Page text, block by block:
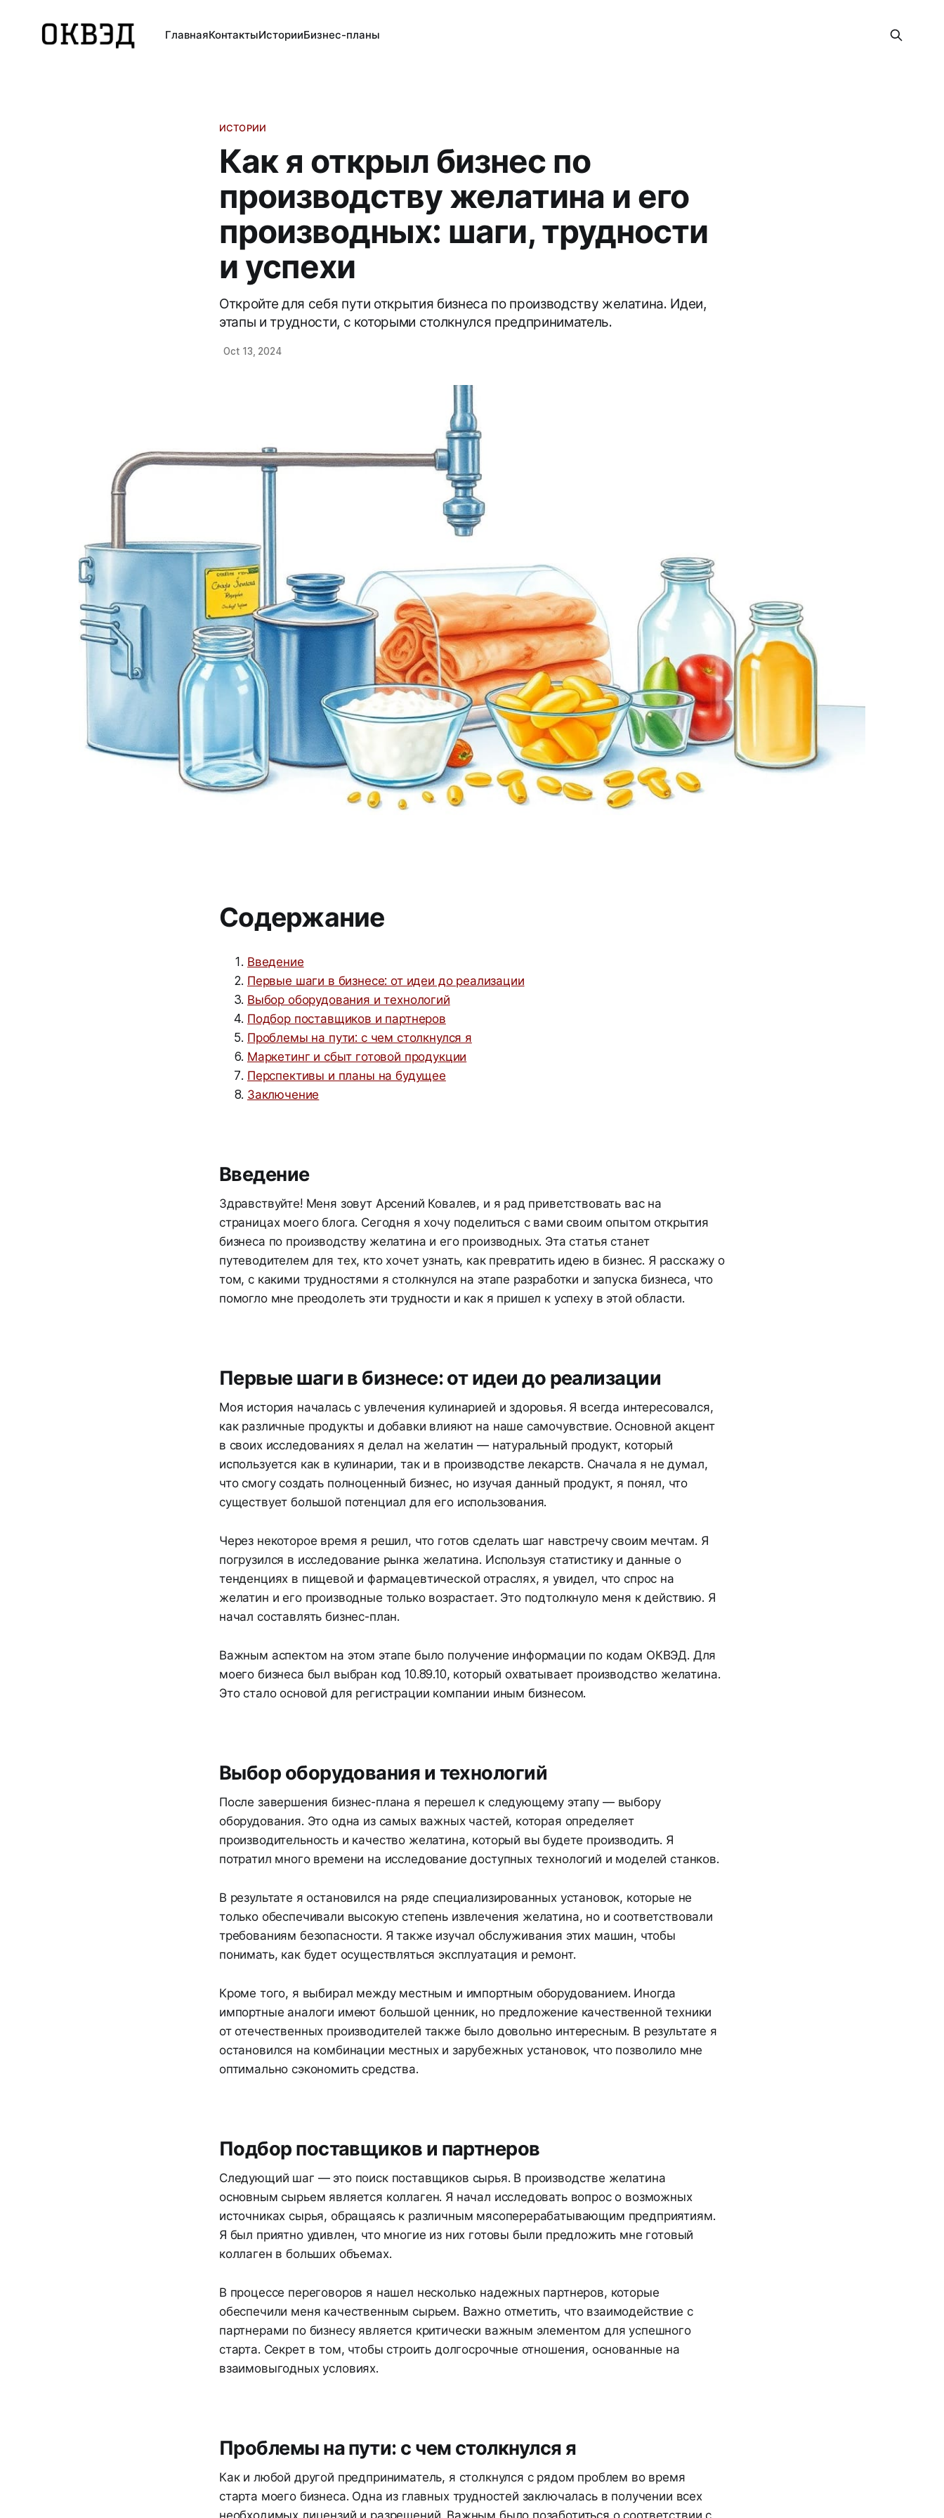
ГлавнаяКонтактыИсторииБизнес-планы
ИСТОРИИ
Как я открыл бизнес по
производству желатина и его
производных: шаги, трудности
и успехи
Откройте для себя пути открытия бизнеса по производству желатина. Идеи,
этапы и трудности, с которыми столкнулся предприниматель.
Oct 13, 2024
Содержание
Введение
Первые шаги в бизнесе: от идеи до реализации
Выбор оборудования и технологий
Подбор поставщиков и партнеров
Проблемы на пути: с чем столкнулся я
Маркетинг и сбыт готовой продукции
Перспективы и планы на будущее
Заключение
Введение
Здравствуйте! Меня зовут Арсений Ковалев, и я рад приветствовать вас на
страницах моего блога. Сегодня я хочу поделиться с вами своим опытом открытия
бизнеса по производству желатина и его производных. Эта статья станет
путеводителем для тех, кто хочет узнать, как превратить идею в бизнес. Я расскажу о
том, с какими трудностями я столкнулся на этапе разработки и запуска бизнеса, что
помогло мне преодолеть эти трудности и как я пришел к успеху в этой области.
Первые шаги в бизнесе: от идеи до реализации
Моя история началась с увлечения кулинарией и здоровья. Я всегда интересовался,
как различные продукты и добавки влияют на наше самочувствие. Основной акцент
в своих исследованиях я делал на желатин — натуральный продукт, который
используется как в кулинарии, так и в производстве лекарств. Сначала я не думал,
что смогу создать полноценный бизнес, но изучая данный продукт, я понял, что
существует большой потенциал для его использования.
Через некоторое время я решил, что готов сделать шаг навстречу своим мечтам. Я
погрузился в исследование рынка желатина. Используя статистику и данные о
тенденциях в пищевой и фармацевтической отраслях, я увидел, что спрос на
желатин и его производные только возрастает. Это подтолкнуло меня к действию. Я
начал составлять бизнес-план.
Важным аспектом на этом этапе было получение информации по кодам ОКВЭД. Для
моего бизнеса был выбран код 10.89.10, который охватывает производство желатина.
Это стало основой для регистрации компании иным бизнесом.
Выбор оборудования и технологий
После завершения бизнес-плана я перешел к следующему этапу — выбору
оборудования. Это одна из самых важных частей, которая определяет
производительность и качество желатина, который вы будете производить. Я
потратил много времени на исследование доступных технологий и моделей станков.
В результате я остановился на ряде специализированных установок, которые не
только обеспечивали высокую степень извлечения желатина, но и соответствовали
требованиям безопасности. Я также изучал обслуживания этих машин, чтобы
понимать, как будет осуществляться эксплуатация и ремонт.
Кроме того, я выбирал между местным и импортным оборудованием. Иногда
импортные аналоги имеют большой ценник, но предложение качественной техники
от отечественных производителей также было довольно интересным. В результате я
остановился на комбинации местных и зарубежных установок, что позволило мне
оптимально сэкономить средства.
Подбор поставщиков и партнеров
Следующий шаг — это поиск поставщиков сырья. В производстве желатина
основным сырьем является коллаген. Я начал исследовать вопрос о возможных
источниках сырья, обращаясь к различным мясоперерабатывающим предприятиям.
Я был приятно удивлен, что многие из них готовы были предложить мне готовый
коллаген в больших объемах.
В процессе переговоров я нашел несколько надежных партнеров, которые
обеспечили меня качественным сырьем. Важно отметить, что взаимодействие с
партнерами по бизнесу является критически важным элементом для успешного
старта. Секрет в том, чтобы строить долгосрочные отношения, основанные на
взаимовыгодных условиях.
Проблемы на пути: с чем столкнулся я
Как и любой другой предприниматель, я столкнулся с рядом проблем во время
старта моего бизнеса. Одна из главных трудностей заключалась в получении всех